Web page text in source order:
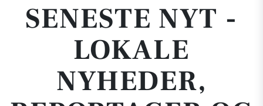
SENESTE NYT -
LOKALE
NYHEDER,